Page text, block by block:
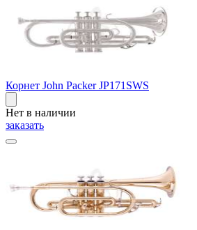
Корнет John Packer JP171SWS
Нет в наличии
заказать